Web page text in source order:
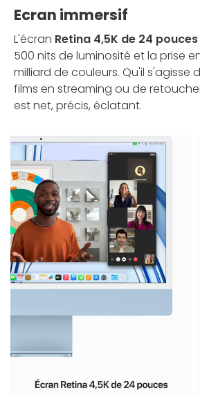
Ecran immersif
L'écran Retina 4,5K de 24 pouces
500 nits de luminosité et la prise
milliard de couleurs. Qu'il s'agisse
films en streaming ou de
est net, précis, éclatant.